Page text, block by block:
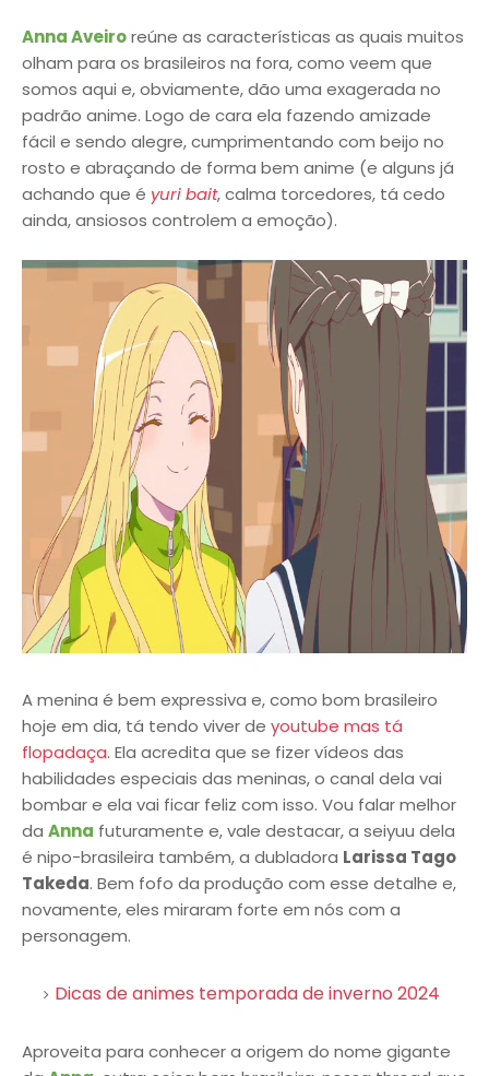
Anna Aveiroreúne as características as quais muitos
olham para os brasileiros na fora, como veem que
somos aqui e, obviamente, dão uma exagerada no
padrão anime. Logo de cara ela fazendo amizade
fácil e sendo alegre, cumprimentando com beijo no
rosto e abraçando de forma bem anime (e alguns já
achando que é yuri bait, calma torcedores, tá cedo
ainda, ansiosos controlem a emoção).
A menina é bem expressiva e, como bom brasileiro
hoje em dia, tá tendo viver de youtube mas tá
flopadaça. Ela acredita que se fizer vídeos das
habilidades especiais das meninas, o canal dela vai
bombar e ela vai ficar feliz com isso. Vou falar melhor
da Anna futuramente e, vale destacar, a seiyuu dela
é nipo-brasileira também, a dubladora Larissa Tago
Takeda. Bem fofo da produção com esse detalhe e,
novamente, eles miraram forte em nós com a
personagem.
Dicas de animes temporada de inverno 2024
Aproveita para conhecer a origem do nome gigante